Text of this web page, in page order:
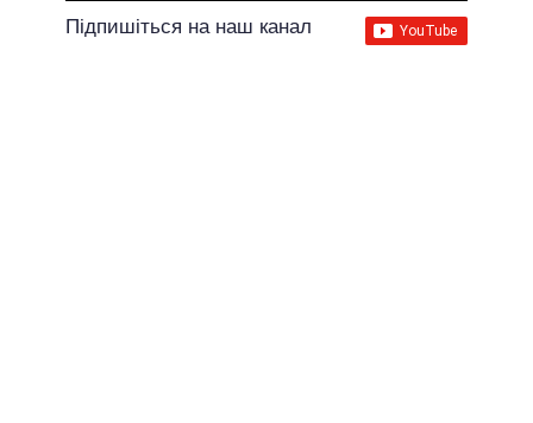
Підпишіться на наш канал